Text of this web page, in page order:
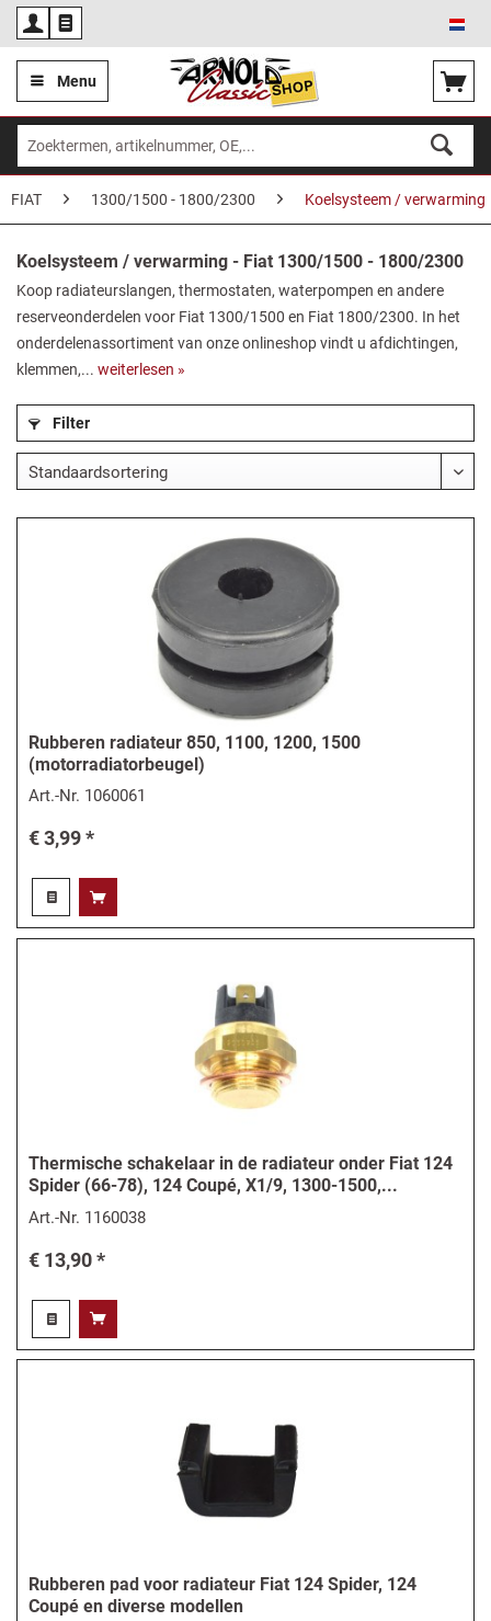
Menu
FIAT 1300/1500 - 1800/2300 Koelsysteem / verwarming
Koelsysteem / verwarming - Fiat 1300/1500 - 1800/2300
Koop radiateurslangen, thermostaten, waterpompen en andere
reserveonderdelen voor Fiat 1300/1500 en Fiat 1800/2300. In het
onderdelenassortiment van onze onlineshop vindt u afdichtingen,
klemmen,... weiterlesen »
Filter
Rubberen radiateur 850, 1100, 1200, 1500
(motorradiatorbeugel)
Art.-Nr. 1060061
€ 3,99 *
Thermische schakelaar in de radiateur onder Fiat 124
Spider (66-78), 124 Coupé, X1/9, 1300-1500,...
Art.-Nr. 1160038
€ 13,90 *
Rubberen pad voor radiateur Fiat 124 Spider, 124
Coupé en diverse modellen